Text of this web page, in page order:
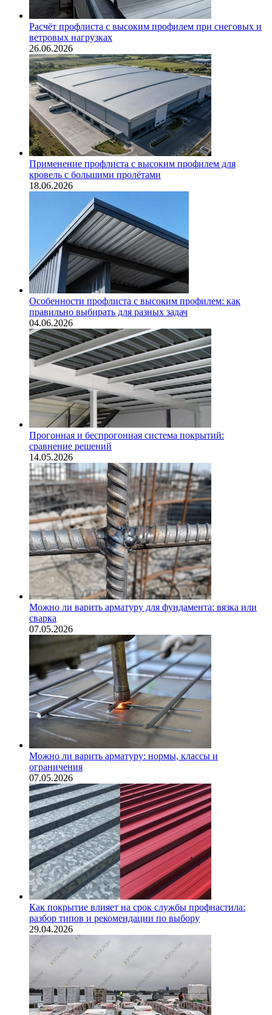
Расчёт профлиста с высоким профилем при снеговых и
ветровых нагрузках
26.06.2026
Применение профлиста с высоким профилем для
кровель с большими пролётами
18.06.2026
Особенности профлиста с высоким профилем: как
правильно выбирать для разных задач
04.06.2026
Прогонная и беспрогонная система покрытий:
сравнение решений
14.05.2026
Можно ли варить арматуру для фундамента: вязка или
сварка
07.05.2026
Можно ли варить арматуру: нормы, классы и
ограничения
07.05.2026
Как покрытие влияет на срок службы профнастила:
разбор типов и рекомендации по выбору
29.04.2026